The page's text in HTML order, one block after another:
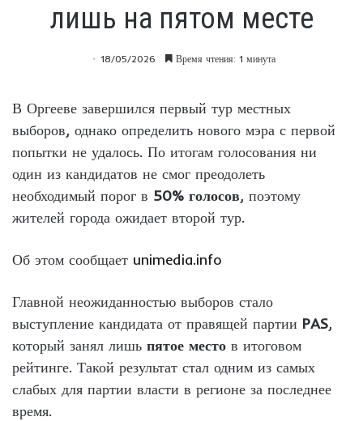
лишь на пятом месте
18/05/2026 Время чтения: 1 минута
В Оргееве завершился первый тур местных
выборов, однако определить нового мэра с первой
попытки не удалось. По итогам голосования ни
один из кандидатов не смог преодолеть
необходимый порог в 50% голосов, поэтому
жителей города ожидает второй тур.
Об этом сообщает unimedia.info
Главной неожиданностью выборов стало
выступление кандидата от правящей партии PAS,
который занял лишь пятое место в итоговом
рейтинге. Такой результат стал одним из самых
слабых для партии власти в регионе за последнее
время.